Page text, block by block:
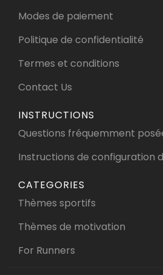
Modes de paiement
Politique de confidentialité
Termes et conditions
Contact Us
INSTRUCTIONS
Questions fréquemment
Instructions de configuration
CATEGORIES
Thèmes sportifs
Thèmes de motivation
For Runners